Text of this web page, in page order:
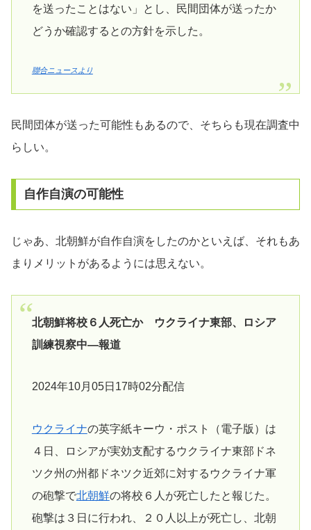
を送ったことはない」とし、民間団体が送ったか
どうか確認するとの方針を示した。
聯合ニュースより
民間団体が送った可能性もあるので、そちらも現在調査中
らしい。
自作自演の可能性
じゃあ、北朝鮮が自作自演をしたのかといえば、それもあ
まりメリットがあるようには思えない。
北朝鮮将校６人死亡か ウクライナ東部、ロシア
訓練視察中―報道
2024年10月05日17時02分配信
ウクライナの英字紙キーウ・ポスト（電子版）は
４日、ロシアが実効支配するウクライナ東部ドネ
ツク州の州都ドネツク近郊に対するウクライナ軍
の砲撃で北朝鮮の将校６人が死亡したと報じた。
砲撃は３日に行われ、２０人以上が死亡し、北朝